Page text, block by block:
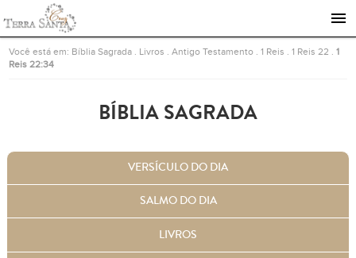
Ir para a página inicial
Você está em: Bíblia Sagrada Livros .Antigo Testamento .1 Reis .1 Reis 22 .1
Reis 22:34
BÍBLIA SAGRADA
VERSÍCULO DO DIA
SALMO DO DIA
LIVROS